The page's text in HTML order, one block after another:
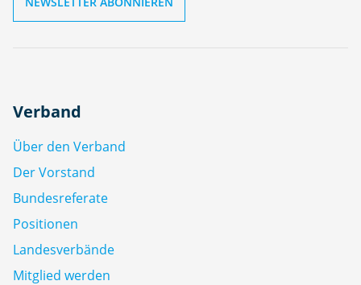
Verband
Über den Verband
Der Vorstand
Bundesreferate
Positionen
Landesverbände
Mitglied werden